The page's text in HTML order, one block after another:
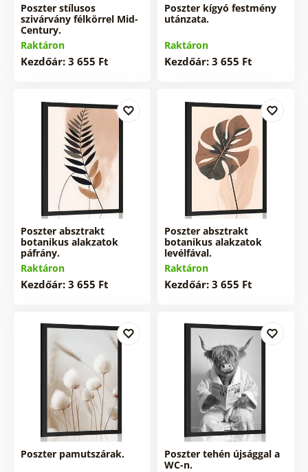
Poszter stílusos
szivárvány félkörrel Mid-
Century.
Raktáron
Kezdőár: 3 655 Ft
Poszter kígyó festmény
utánzata.
Raktáron
Kezdőár: 3 655 Ft
Poszter absztrakt
botanikus alakzatok
páfrány.
Raktáron
Kezdőár: 3 655 Ft
Poszter absztrakt
botanikus alakzatok
levélfával.
Raktáron
Kezdőár: 3 655 Ft
Poszter pamutszárak.
Poszter tehén újsággal a
WC-n.